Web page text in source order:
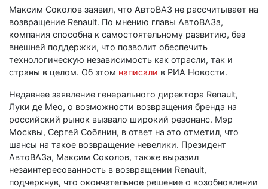
Максим Соколов заявил, что АвтоВАЗ не рассчитывает на
возвращение Renault. По мнению главы АвтоВАЗа,
компания способна к самостоятельному развитию, без
внешней поддержки, что позволит обеспечить
технологическую независимость как отрасли, так и
страны в целом. Об этом написали в РИА Новости.
Недавнее заявление генерального директора Renault,
Луки де Мео, о возможности возвращения бренда на
российский рынок вызвало широкий резонанс. Мэр
Москвы, Сергей Собянин, в ответ на это отметил, что
шансы на такое возвращение невелики. Президент
АвтоВАЗа, Максим Соколов, также выразил
незаинтересованность в возвращении Renault,
подчеркнув, что окончательное решение о возобновлении